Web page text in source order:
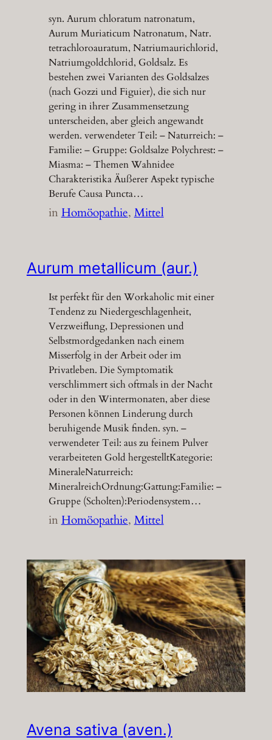
syn. Aurum chloratum natronatum,
Aurum Muriaticum Natronatum, Natr.
tetrachloroauratum, Natriumaurichlorid,
Natriumgoldchlorid, Goldsalz. Es
bestehen zwei Varianten des Goldsalzes
(nach Gozzi und Figuier), die sich nur
gering in ihrer Zusammensetzung
unterscheiden, aber gleich angewandt
werden. verwendeter Teil: – Naturreich: –
Familie: – Gruppe: Goldsalze Polychrest: –
Miasma: – Themen Wahnidee
Charakteristika Äußerer Aspekt typische
Berufe Causa Puncta…
inHomöopathie, Mittel
Aurum metallicum (aur.)
Ist perfekt für den Workaholic mit einer
Tendenz zu Niedergeschlagenheit,
Verzweiflung, Depressionen und
Selbstmordgedanken nach einem
Misserfolg in der Arbeit oder im
Privatleben. Die Symptomatik
verschlimmert sich oftmals in der Nacht
oder in den Wintermonaten, aber diese
Personen können Linderung durch
beruhigende Musik finden. syn. –
verwendeter Teil: aus zu feinem Pulver
verarbeiteten Gold hergestelltKategorie:
MineraleNaturreich:
MineralreichOrdnung:Gattung:Familie: –
Gruppe (Scholten):Periodensystem…
inHomöopathie, Mittel
Avena sativa (aven.)